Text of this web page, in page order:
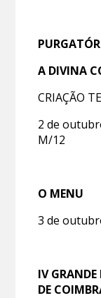
A DIVINA
CRIAÇÃO
2 de
M/12
O MENU
3 de
IV
DE